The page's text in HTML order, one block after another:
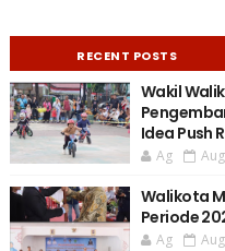
RECENT POSTS
Wakil
Idea Push
Ag
Walikota
Periode
Ag